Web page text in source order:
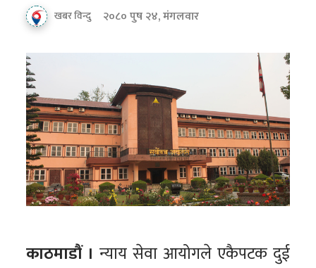
खबर विन्दु २०८० पुष २४, मंगलवार
काठमाडौं । न्याय सेवा आयोगले एकैपटक दुई